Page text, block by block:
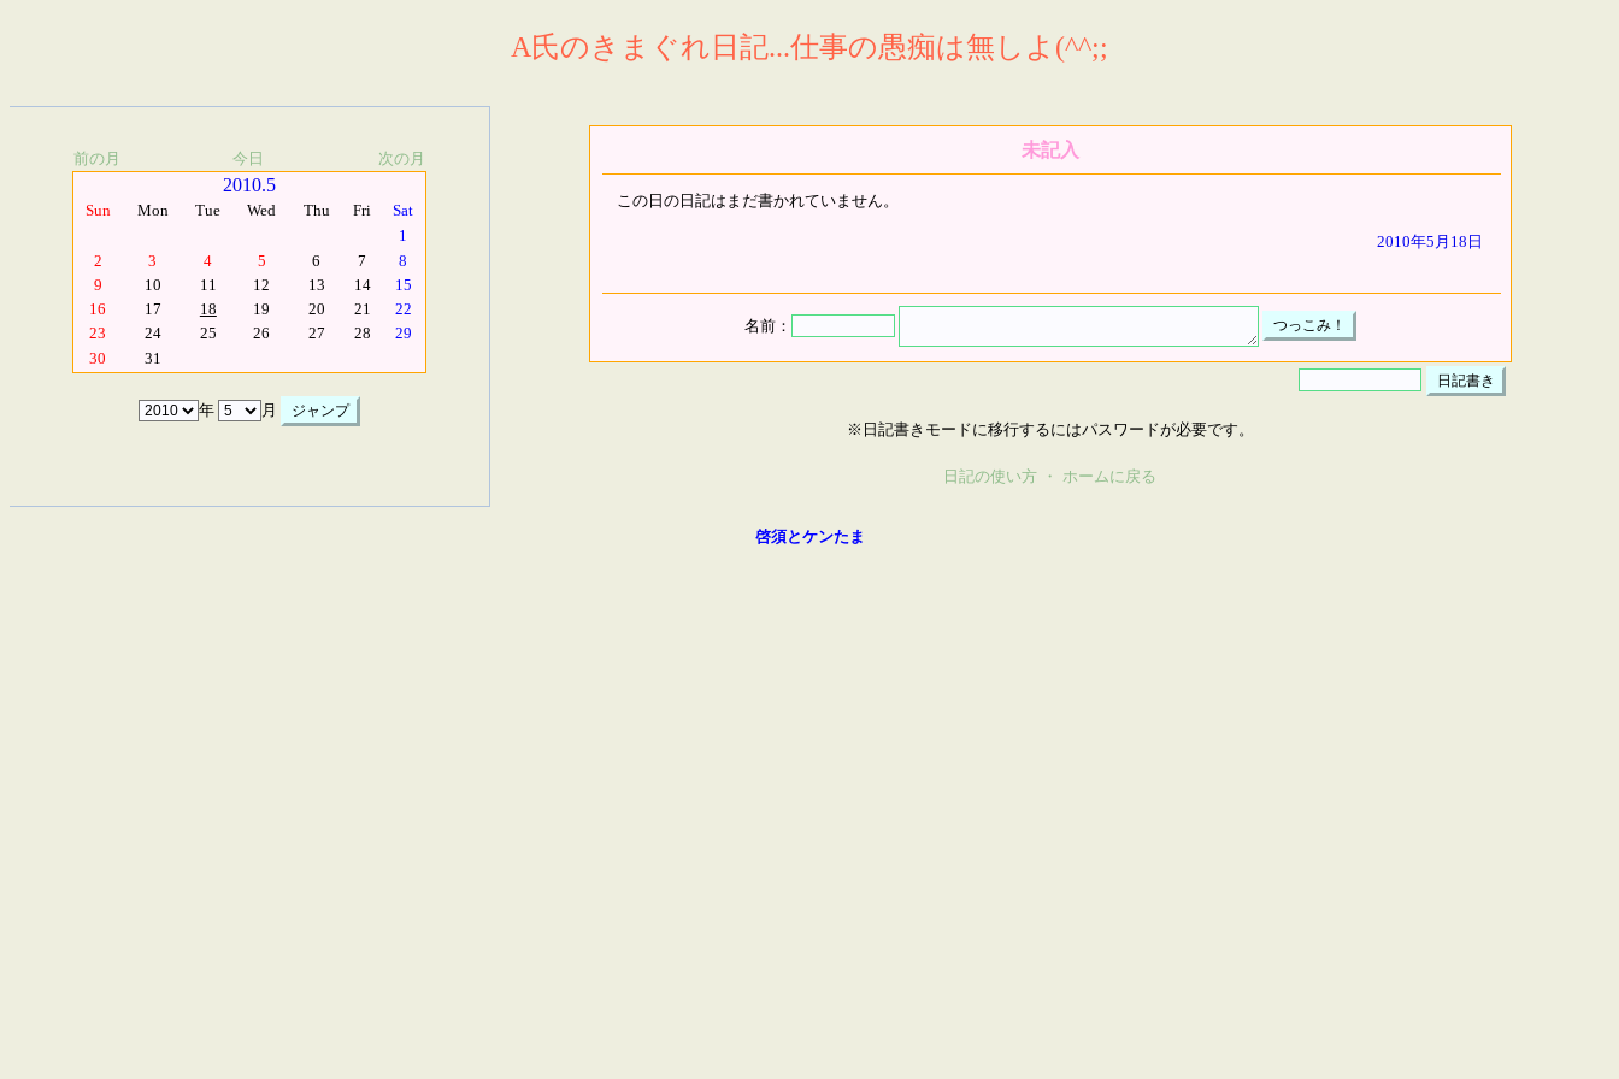
A氏のきまぐれ日記...仕事の愚痴は無しよ(^^;;
前の月 今日 次の月
2010.5
Sun Mon Tue Wed Thu Fri
Sat
1
2
3 4 5 6 7
8
9
10 11 12 13 14
15
16
17 18 19 20 21
22
23
24 25 26 27 28
29
30
31
年 月
未記入
この日の日記はまだ書かれていません。
2010年5月18日
名前：
※日記書きモードに移行するにはパスワードが必要です。
日記の使い方 ・ ホームに戻る
啓須とケンたま